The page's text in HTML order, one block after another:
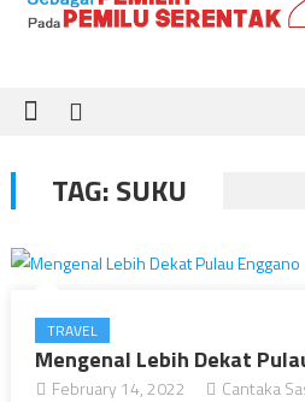
TAG:SUKU
TRAVEL
Mengenal Lebih Dekat
February 14, 2022 Cantaka